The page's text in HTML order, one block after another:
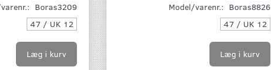
Boras3209
47 / UK 12
Læg i kurv
Model/varenr.: Boras8826
47 / UK 12
Læg i kurv